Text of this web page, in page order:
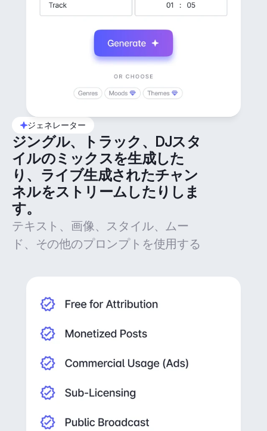
ジェネレーター
ジングル、トラック、DJスタ
イルのミックスを生成した
り、ライブ生成されたチャン
ネルをストリームしたりしま
す。
テキスト、画像、スタイル、ムー
ド、その他のプロンプトを使用する